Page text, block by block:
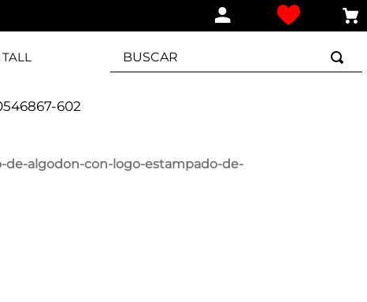
BUSCAR
602
algodon-con-logo-estampado-de-